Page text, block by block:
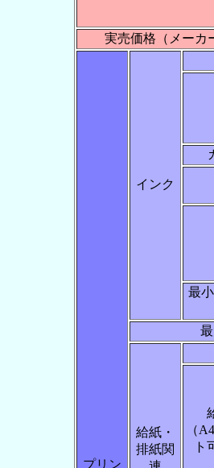
実売価格（メーカ
プリン
インク
最
給紙・
排紙関
（
ト